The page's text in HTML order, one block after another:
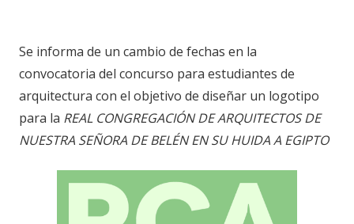
Se informa de un cambio de fechas en la
convocatoria del concurso para estudiantes de
arquitectura con el objetivo de diseñar un logotipo
para la REAL CONGREGACIÓN DE ARQUITECTOS DE
NUESTRA SEÑORA DE BELÉN EN SU HUIDA A EGIPTO